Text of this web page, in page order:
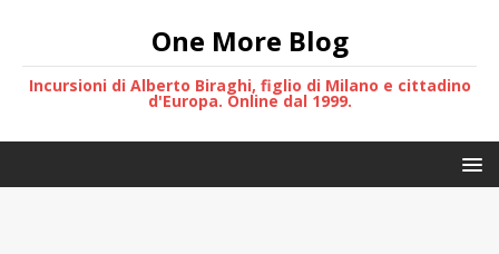
One More Blog
Incursioni di Alberto Biraghi, figlio di Milano e cittadino
d'Europa. Online dal 1999.